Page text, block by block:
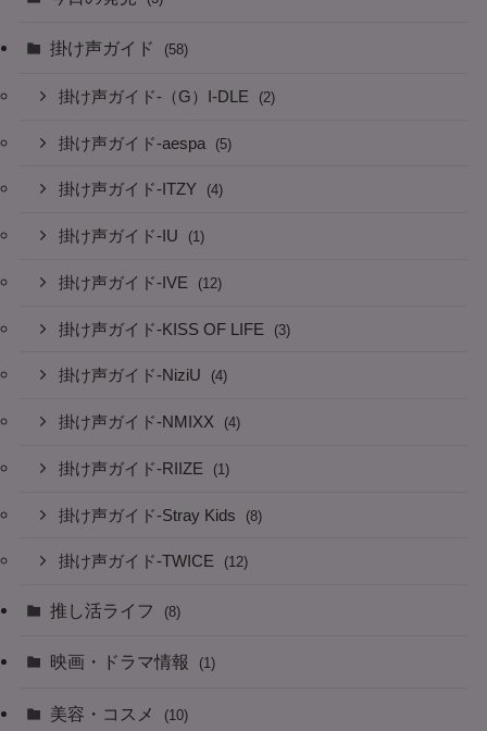
掛け声ガイド (58)
掛け声ガイド-（G）I-DLE (2)
掛け声ガイド-aespa (5)
掛け声ガイド-ITZY (4)
掛け声ガイド-IU (1)
掛け声ガイド-IVE (12)
掛け声ガイド-KISS OF LIFE (3)
掛け声ガイド-NiziU (4)
掛け声ガイド-NMIXX (4)
掛け声ガイド-RIIZE (1)
掛け声ガイド-Stray Kids (8)
掛け声ガイド-TWICE (12)
推し活ライフ (8)
映画・ドラマ情報 (1)
美容・コスメ (10)